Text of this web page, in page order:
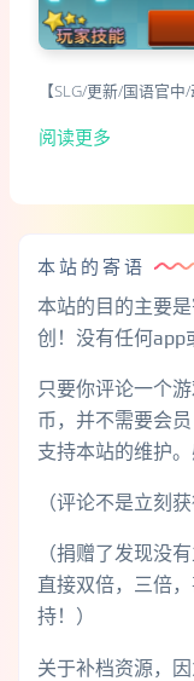
【SLG/更新/国语官
阅读更多
本站的寄语
本站的目的主要
创！没有任何app
只要你评论一个
币，并不需要会
支持本站的维护。
（评论不是立刻
（捐赠了发现没
直接双倍，三倍
持！）
关于补档资源，